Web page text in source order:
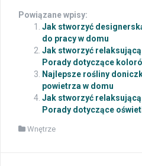
Powiązane wpisy:
Jak stworzyć
do pracy w domu
Jak stworzyć
Porady dotyczące
Najlepsze rośliny
powietrza w domu
Jak stworzyć
Porady dotyczące
Wnętrze